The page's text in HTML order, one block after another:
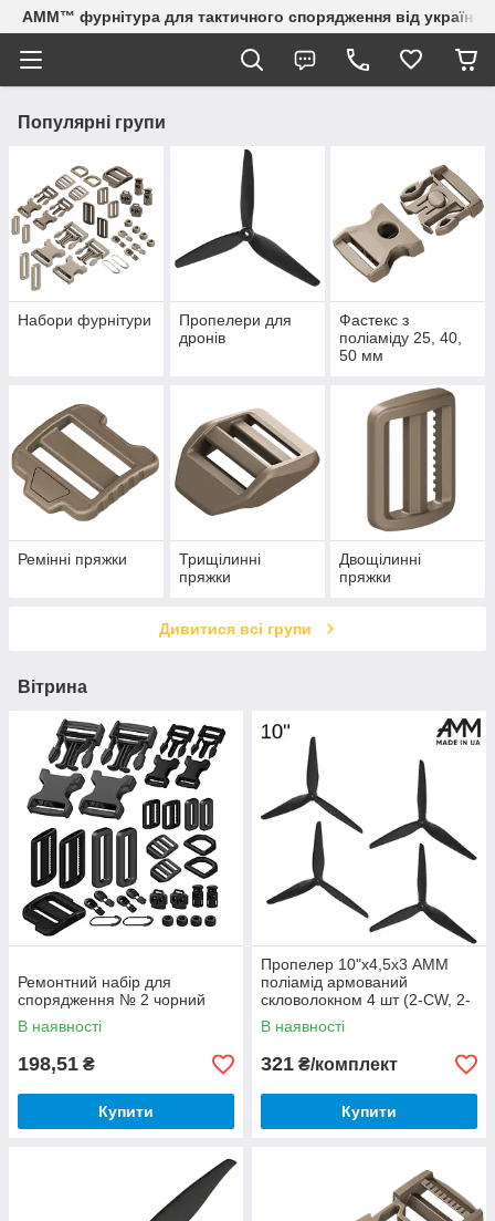
AMM™ фурнітура для тактичного спорядження від
Популярні групи
Набори фурнітури
Пропелери для
дронів
Фастекс з
поліаміду 25, 40,
50 мм
Ремінні пряжки
Трищілинні
пряжки
Двощілинні
пряжки
Дивитися всі групи
Вітрина
Ремонтний набір для
спорядження № 2 чорний
В наявності
198,51 ₴
Купити
Пропелер 10"х4,5х3 АММ
поліамід армований
скловолокном 4 шт (2-CW, 2-
CCW)
В наявності
321 ₴/комплект
Купити